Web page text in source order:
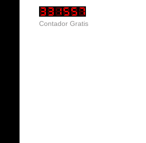
Contador Gratis